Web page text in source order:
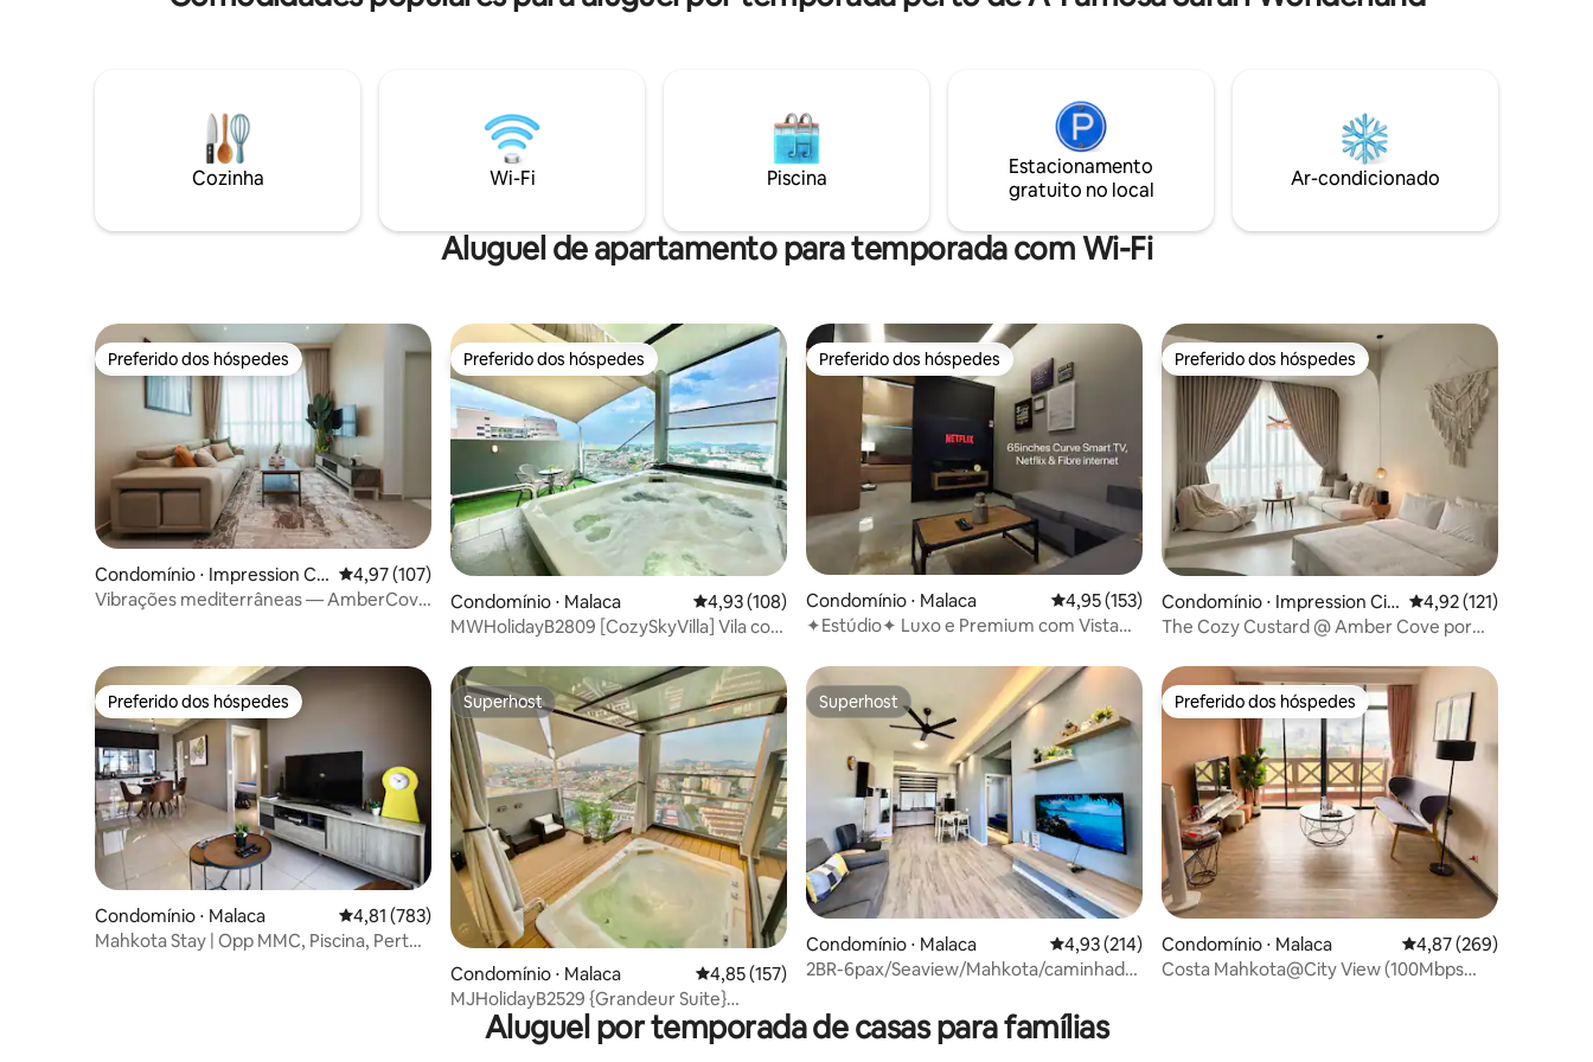
chinesa e da rica cultura malaia fundida
para refletir o estilo de vida rico de seus
moradores privilegiados. Situado no
coração da cidade de Malaca.
Cozinha Wi-Fi Piscina
Estacionamento
gratuito no local
Ar-condicionado
Aluguel de apartamento para temporada com Wi-Fi
Preferido dos hóspedes
Preferido dos hóspedes
Condomínio ⋅ Impression Cit
y
4,97 de uma avaliação média de 5, 107 avaliações
4,97 (107)
Vibrações mediterrâneas — AmberCove
Preferido dos hóspedes
Preferido dos hóspedes
Condomínio ⋅ Malaca 4,93 de uma avaliação média de 5, 108 avaliações
4,93 (108)
MWHolidayB2809 [CozySkyVilla] Vila com
Preferido dos hóspedes
Preferido dos hóspedes
Condomínio ⋅ Malaca 4,95 de uma avaliação média de 5, 153 avaliações
4,95 (153)
✦Estúdio✦ Luxo e Premium com Vista
Preferido dos hóspedes
Preferido dos hóspedes
Condomínio ⋅ Impression Cit
y
4,92 de uma avaliação
4,92 (121)
The Cozy Custard @ Amber Cove por
Preferido dos hóspedes
Preferido dos hóspedes
Condomínio ⋅ Malaca 4,81 de uma avaliação média de 5, 783 avaliações
4,81 (783)
Mahkota Stay | Opp MMC, Piscina, Perto
Superhost
Superhost
Condomínio ⋅ Malaca 4,85 de uma avaliação média de 5, 157 avaliações
4,85 (157)
MJHolidayB2529 {Grandeur Suite}
Jacuzzi privativo
Superhost
Superhost
Condomínio ⋅ Malaca 4,93 de uma avaliação média de 5, 214 avaliações
4,93 (214)
2BR-6pax/Seaview/Mahkota/caminhada
Preferido dos hóspedes
Preferido dos hóspedes
Condomínio ⋅ Malaca 4,87 de uma avaliação
4,87 (269)
Costa Mahkota@City View (100Mbps
Aluguel por temporada de casas para famílias